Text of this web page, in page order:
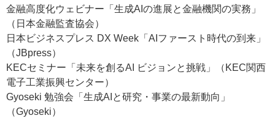
金融高度化ウェビナー「生成AIの進展と金融機関の実務」
（日本金融監査協会）
日本ビジネスプレス DX Week「AIファースト時代の到来」
（JBpress）
KECセミナー「未来を創るAI ビジョンと挑戦」（KEC関西
電子工業振興センター）
Gyoseki 勉強会「生成AIと研究・事業の最新動向」
（Gyoseki）